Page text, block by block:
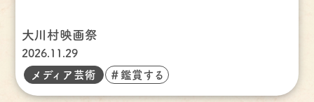
大川村映画祭
2026.11.29
メディア芸術 ＃鑑賞する